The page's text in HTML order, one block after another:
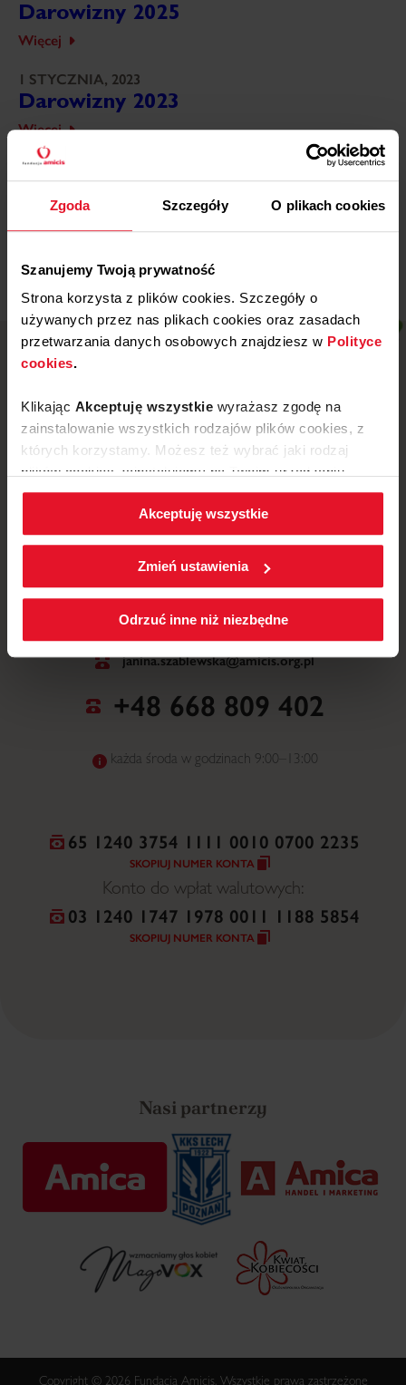
Zgoda Szczegóły O plikach cookies
Szanujemy Twoją prywatność
Strona korzysta z plików cookies. Szczegóły o
używanych przez nas plikach cookies oraz zasadach
przetwarzania danych osobowych znajdziesz w Polityce
cookies.
Klikając Akceptuję wszystkie wyrażasz zgodę na
zainstalowanie wszystkich rodzajów plików cookies, z
których korzystamy. Możesz też wybrać jaki rodzaj
plików cookies zainstalujemy na Twoim urządzeniu,
klikającZmień ustawienia.
W każdej chwili możesz zmienić wybrane przez Ciebie
ustawienia plików cookies wchodząc w zakładkę
Akceptuję wszystkie
Zmień ustawienia
Odrzuć inne niż niezbędne
Darowizny 2025
Więcej
1 STYCZNIA, 2023
Darowizny 2023
Więcej
1 STYCZNIA, 2022
Więcej
ul. Mickiewicza 52, 64-510 Wronki
NR WPISU DO ORGANIZACJI POŻYTKU
PUBLICZNEGO
0000228508
janina.szablewska@amicis.org.pl
+48 668 809 402
każda środa w godzinach 9:00–13:00
65 1240 3754 1111 0010 0700 2235
SKOPIUJ NUMER KONTA
Konto do wpłat walutowych:
03 1240 1747 1978 0011 1188 5854
SKOPIUJ NUMER KONTA
Nasi partnerzy
Copyright © 2026 Fundacja Amicis. Wszystkie prawa zastrzeżone